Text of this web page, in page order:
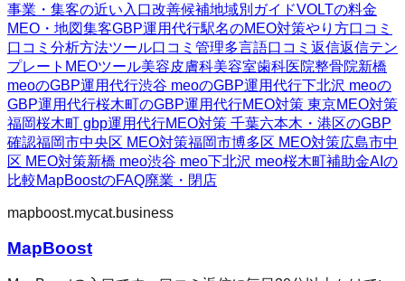
事業・集客の近い入口改善候補地域別ガイドVOLTの料金
MEO・地図集客GBP運用代行駅名のMEO対策やり方口コミ
口コミ分析方法ツール口コミ管理多言語口コミ返信返信テン
プレート MEOツール美容皮膚科美容室歯科医院整骨院新橋
meoのGBP運用代行渋谷 meoのGBP運用代行下北沢 meoの
GBP運用代行桜木町のGBP運用代行MEO対策 東京MEO対策
福岡桜木町 gbp運用代行MEO対策 千葉六本木・港区のGBP
確認福岡市中央区 MEO対策福岡市博多区 MEO対策広島市中
区 MEO対策新橋 meo渋谷 meo下北沢 meo桜木町補助金AIの
比較MapBoostのFAQ廃業・閉店
mapboost.mycat.business
MapBoost